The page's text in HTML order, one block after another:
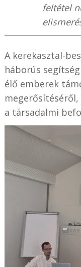
feltétel
A kerekasztal-
háborús
élő emberek
a társadalmi